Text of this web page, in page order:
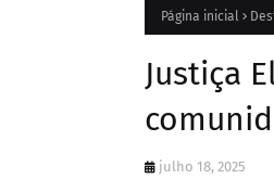
Página inicial
Justiça
julho 18, 2025